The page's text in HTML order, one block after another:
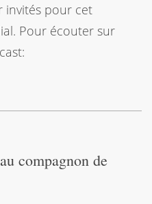
invités pour cet
Pour écouter sur
compagnon de